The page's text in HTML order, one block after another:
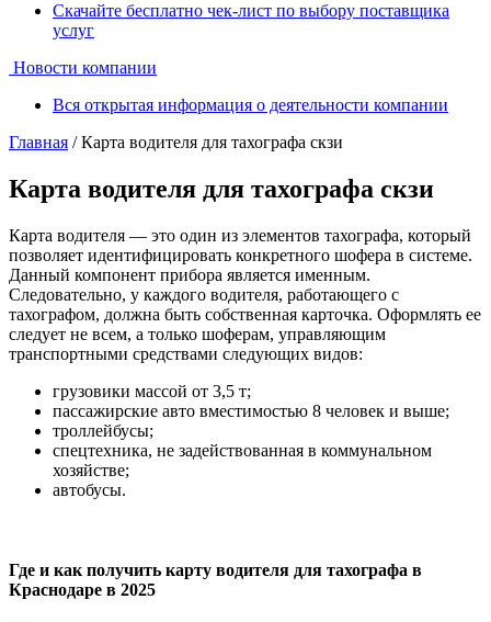
Скачайте бесплатно чек-лист по выбору поставщика
услуг
Новости компании
Вся открытая информация о деятельности компании
Главная / Карта водителя для тахографа скзи
Карта водителя для тахографа скзи
Карта водителя — это один из элементов тахографа, который
позволяет идентифицировать конкретного шофера в системе.
Данный компонент прибора является именным.
Следовательно, у каждого водителя, работающего с
тахографом, должна быть собственная карточка. Оформлять ее
следует не всем, а только шоферам, управляющим
транспортными средствами следующих видов:
грузовики массой от 3,5 т;
пассажирские авто вместимостью 8 человек и выше;
троллейбусы;
спецтехника, не задействованная в коммунальном
хозяйстве;
автобусы.
Где и как получить карту водителя для тахографа в
Краснодаре в 2025